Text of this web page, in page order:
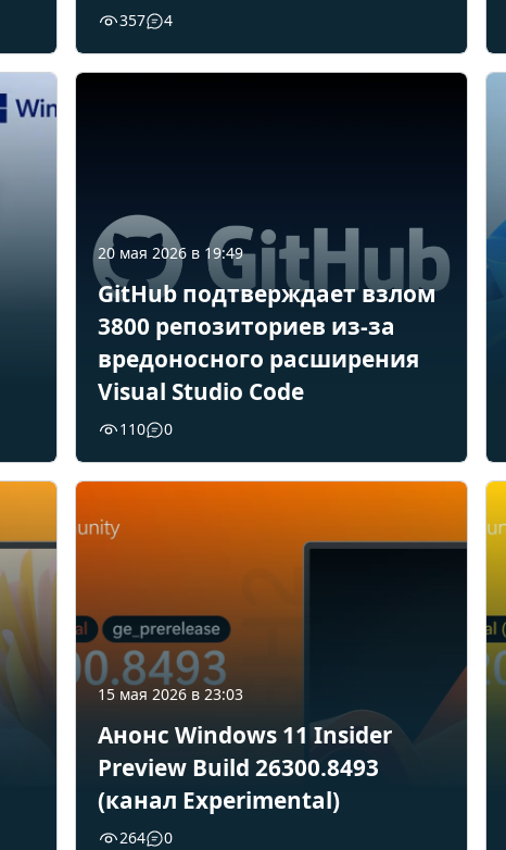
357 4
20 мая 2026 в 19:49
GitHub подтверждает взлом
3800 репозиториев из-за
вредоносного расширения
Visual Studio Code
110 0
15 мая 2026 в 23:03
Анонс Windows 11 Insider
Preview Build 26300.8493
(канал Experimental)
264 0